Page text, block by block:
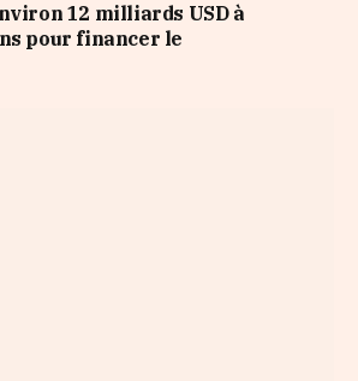
12 milliards USD à
pour financer le